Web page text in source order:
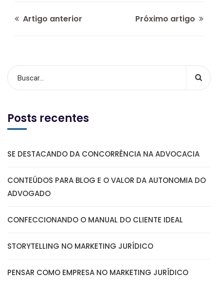
Artigo anterior Próximo artigo
Posts recentes
SE DESTACANDO DA CONCORRÊNCIA NA ADVOCACIA
CONTEÚDOS PARA BLOG E O VALOR DA AUTONOMIA DO
ADVOGADO
CONFECCIONANDO O MANUAL DO CLIENTE IDEAL
STORYTELLING NO MARKETING JURÍDICO
PENSAR COMO EMPRESA NO MARKETING JURÍDICO